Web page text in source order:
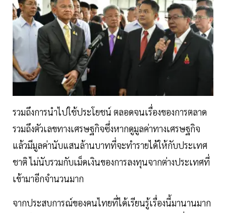
รวมถึงการนำไปใช้ประโยชน์ ตลอดจนเรื่องของการตลาด
รวมถึงตัวเลขทางเศรษฐกิจซึ่งหากดูมูลค่าทางเศรษฐกิจ
แล้วมีมูลค่านับแสนล้านบาทที่จะทำรายได้ให้กับประเทศ
ชาติ ไม่นับรวมกับเม็ดเงินของการลงทุนจากต่างประเทศที่
เข้ามาอีกจำนวนมาก
จากประสบการณ์ของคนไทยที่ได้เรียนรู้เรื่องนี้มานานมาก